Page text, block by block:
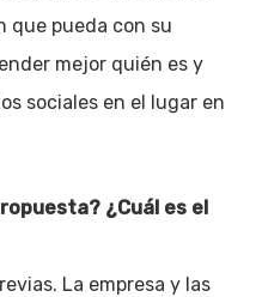
que pueda con su
mejor quién es y
sociales en el lugar en
¿Cuál es el
La empresa y las